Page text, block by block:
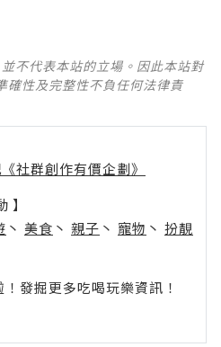
不代表本站的立場。因此本站對
確性及完整性不負任何法律責
社群創作有價企劃》
】
丶 美食 丶 親子 丶 寵物 丶 扮靚
發掘更多吃喝玩樂資訊！